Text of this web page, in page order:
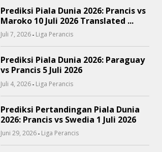
Prediksi Piala Dunia 2026: Prancis vs
Maroko 10 Juli 2026 Translated ...
Juli 7, 2026 - Liga Perancis
Prediksi Piala Dunia 2026: Paraguay
vs Prancis 5 Juli 2026
Juli 4, 2026 - Liga Perancis
Prediksi Pertandingan Piala Dunia
2026: Prancis vs Swedia 1 Juli 2026
Juni 29, 2026 - Liga Perancis